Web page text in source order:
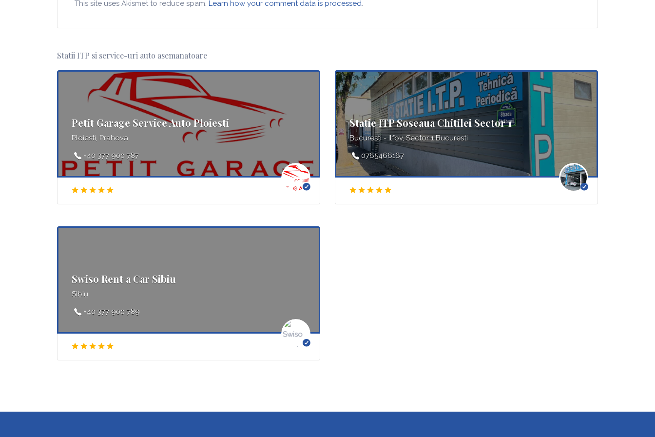
This site uses Akismet to reduce spam. Learn how your comment data is processed.
Statii ITP si service-uri auto asemanatoare
Petit Garage Service Auto Ploiesti
Ploiesti, Prahova
+40 377 900 787
Statie ITP Soseaua Chitilei Sector 1
Bucuresti - Ilfov, Sector 1 Bucuresti
0765466167
Swiso Rent a Car Sibiu
Sibiu
+40 377 900 789